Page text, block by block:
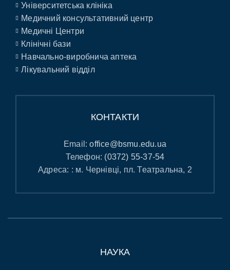
Університетська клініка
Медичний консультативний центр
Медичні Центри
Клінічні бази
Навчально-виробнича аптека
Лікувальний відділ
КОНТАКТИ
Email:office@bsmu.edu.ua
Телефон: (0372) 55-37-54
Адреса: : м. Чернівці, пл. Театральна, 2
НАУКА